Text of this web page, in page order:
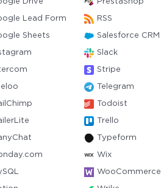
Drive PrestaShop
Lead Form RSS
Sheets Salesforce CRM
Slack
Stripe
Telegram
Todoist
Trello
Typeform
Wix
WooCommerce